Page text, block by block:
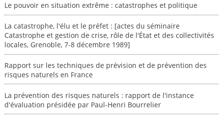
Le pouvoir en situation extrême : catastrophes et politique
La catastrophe, l'élu et le préfet : [actes du séminaire
Catastrophe et gestion de crise, rôle de l'État et des collectivités
locales, Grenoble, 7-8 décembre 1989]
Rapport sur les techniques de prévision et de prévention des
risques naturels en France
La prévention des risques naturels : rapport de l'instance
d'évaluation présidée par Paul-Henri Bourrelier